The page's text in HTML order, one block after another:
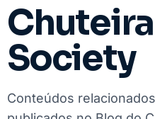
Chuteira
Society
Conteúdos